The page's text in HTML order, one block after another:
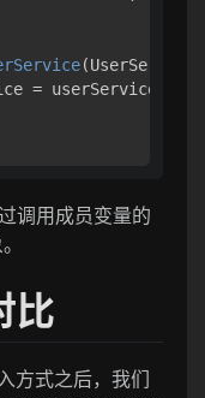
(
= userService;
调用成员变量的
比
方式之后，我们